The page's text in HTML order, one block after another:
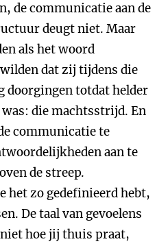
de communicatie aan de
deugt niet. Maar
als het woord
dat zij tijdens die
doorgingen totdat helder
die machtsstrijd. En
communicatie te
aan te
de streep.
het zo gedefinieerd hebt,
De taal van gevoelens
hoe jij thuis praat,